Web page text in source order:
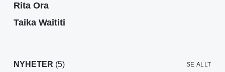
Rita Ora
Taika Waititi
NYHETER (5) SE ALLT